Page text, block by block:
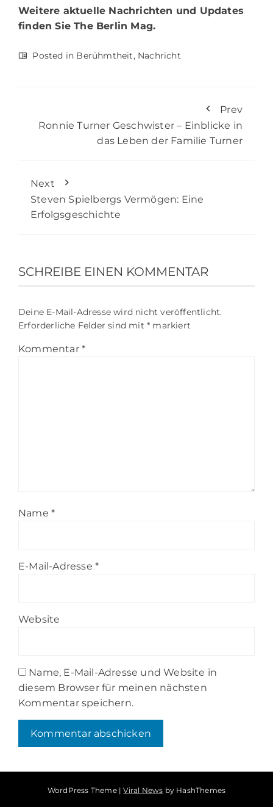
Weitere aktuelle Nachrichten und Updates
finden SieThe Berlin Mag.
Posted in Berühmtheit, Nachricht
Prev
Ronnie Turner Geschwister – Einblicke in
das Leben der Familie Turner
Next
Steven Spielbergs Vermögen: Eine
Erfolgsgeschichte
SCHREIBE EINEN KOMMENTAR
Deine E-Mail-Adresse wird nicht veröffentlicht.
Erforderliche Felder sind mit * markiert
Kommentar *
Name *
E-Mail-Adresse *
Website
Name, E-Mail-Adresse und Website in
diesem Browser für meinen nächsten
Kommentar speichern.
WordPress Theme |Viral News by HashThemes